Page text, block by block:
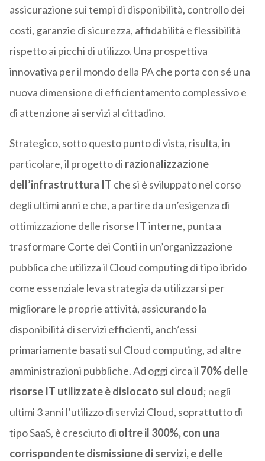
assicurazione sui tempi di disponibilità, controllo dei
costi, garanzie di sicurezza, affidabilità e flessibilità
rispetto ai picchi di utilizzo. Una prospettiva
innovativa per il mondo della PA che porta con sé una
nuova dimensione di efficientamento complessivo e
di attenzione ai servizi al cittadino.
Strategico, sotto questo punto di vista, risulta, in
particolare, il progetto di razionalizzazione
dell’infrastruttura IT che si è sviluppato nel corso
degli ultimi anni e che, a partire da un’esigenza di
ottimizzazione delle risorse IT interne, punta a
trasformare Corte dei Conti in un’organizzazione
pubblica che utilizza il Cloud computing di tipo ibrido
come essenziale leva strategia da utilizzarsi per
migliorare le proprie attività, assicurando la
disponibilità di servizi efficienti, anch’essi
primariamente basati sul Cloud computing, ad altre
amministrazioni pubbliche. Ad oggi circa il 70%delle
risorse IT utilizzate è dislocato sul cloud; negli
ultimi 3 anni l’utilizzo di servizi Cloud, soprattutto di
tipo SaaS, è cresciuto di oltre il 300%, con una
corrispondente dismissione di servizi, e delle